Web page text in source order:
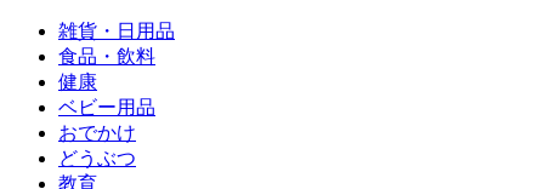
雑貨・日用品
食品・飲料
健康
ベビー用品
おでかけ
どうぶつ
教育